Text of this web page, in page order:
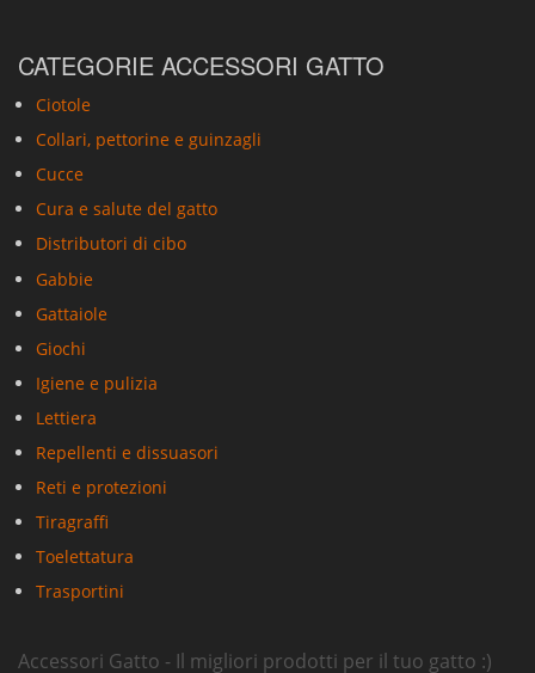
CATEGORIE ACCESSORI GATTO
Ciotole
Collari, pettorine e guinzagli
Cucce
Cura e salute del gatto
Distributori di cibo
Gabbie
Gattaiole
Giochi
Igiene e pulizia
Lettiera
Repellenti e dissuasori
Reti e protezioni
Tiragraffi
Toelettatura
Trasportini
Accessori Gatto - Il migliori prodotti per il tuo gatto :)